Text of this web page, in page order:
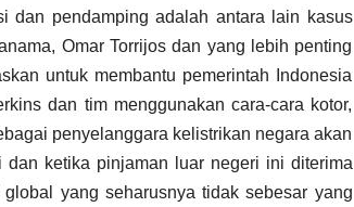
dan pendamping adalah antara lain kasus
Omar Torrijos dan yang lebih penting
untuk membantu pemerintah Indonesia
dan tim menggunakan cara-cara kotor,
penyelanggara kelistrikan negara akan
ketika pinjaman luar negeri ini diterima
yang seharusnya tidak sebesar yang